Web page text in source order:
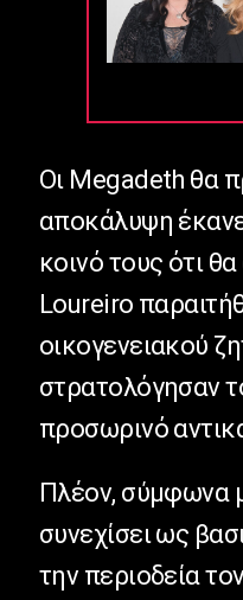
Οι Megadeth θα
αποκάλυψη
κοινό τους ότι
Loureiro
οικογενειακού
στρατολόγησαν
προσωρινό
Πλέον, σύμφωνα
συνεχίσει ως
την περιοδεία